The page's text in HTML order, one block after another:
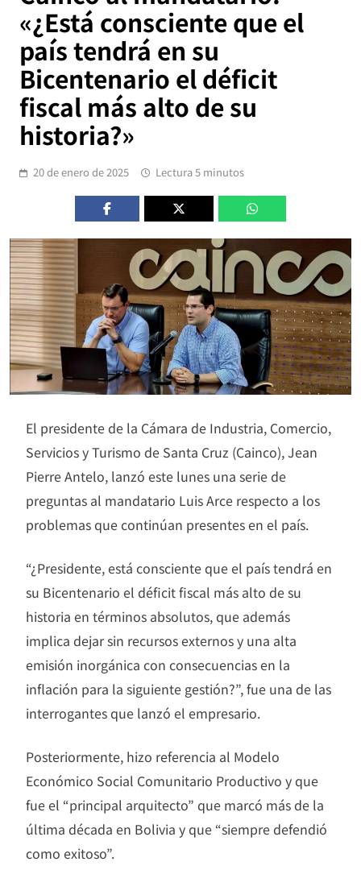
«¿Está consciente que el
país tendrá en su
Bicentenario el déficit
fiscal más alto de su
historia?»
20 de enero de 2025 Lectura 5 minutos
El presidente de la Cámara de Industria, Comercio,
Servicios y Turismo de Santa Cruz (Cainco), Jean
Pierre Antelo, lanzó este lunes una serie de
preguntas al mandatario Luis Arce respecto a los
problemas que continúan presentes en el país.
“¿Presidente, está consciente que el país tendrá en
su Bicentenario el déficit fiscal más alto de su
historia en términos absolutos, que además
implica dejar sin recursos externos y una alta
emisión inorgánica con consecuencias en la
inflación para la siguiente gestión?”, fue una de las
interrogantes que lanzó el empresario.
Posteriormente, hizo referencia al Modelo
Económico Social Comunitario Productivo y que
fue el “principal arquitecto” que marcó más de la
última década en Bolivia y que “siempre defendió
como exitoso”.